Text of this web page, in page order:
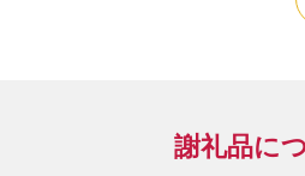
まろやかな味わいの微糖
冬はマグカップ混ぜて
謝礼品に